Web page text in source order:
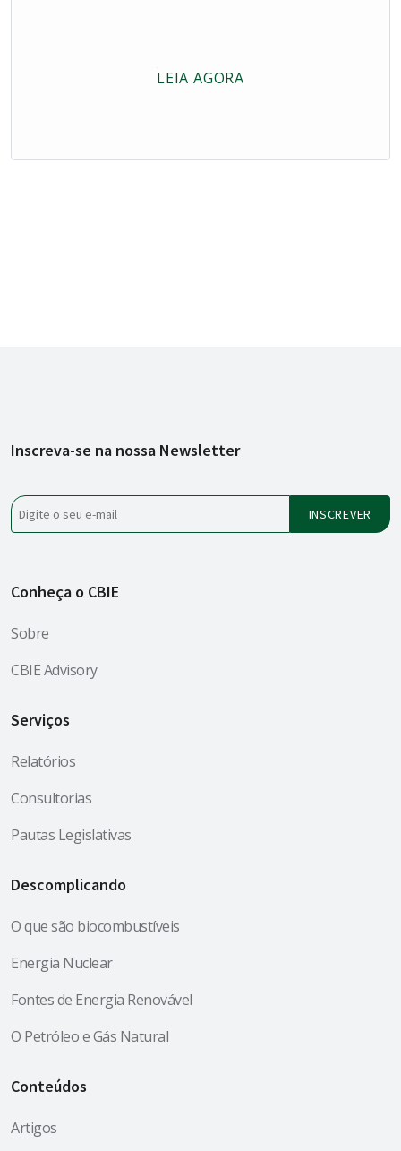
LEIA AGORA
Inscreva-se na nossa Newsletter
Conheça o CBIE
Sobre
CBIE Advisory
Serviços
Relatórios
Consultorias
Pautas Legislativas
Descomplicando
O que são biocombustíveis
Energia Nuclear
Fontes de Energia Renovável
O Petróleo e Gás Natural
Conteúdos
Artigos